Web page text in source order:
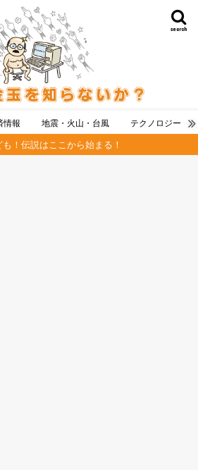
search
情報 地震・火山・台風 テクノロジー
！伝説はここから始まる！